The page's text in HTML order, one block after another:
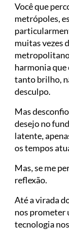
Você que
metrópoles,
muitas vezes
harmonia que
tanto brilho,
desculpo.
Mas
desejo no
latente,
os tempos
Mas, se me
reflexão.
Até a virada
nos prometer
tecnologia